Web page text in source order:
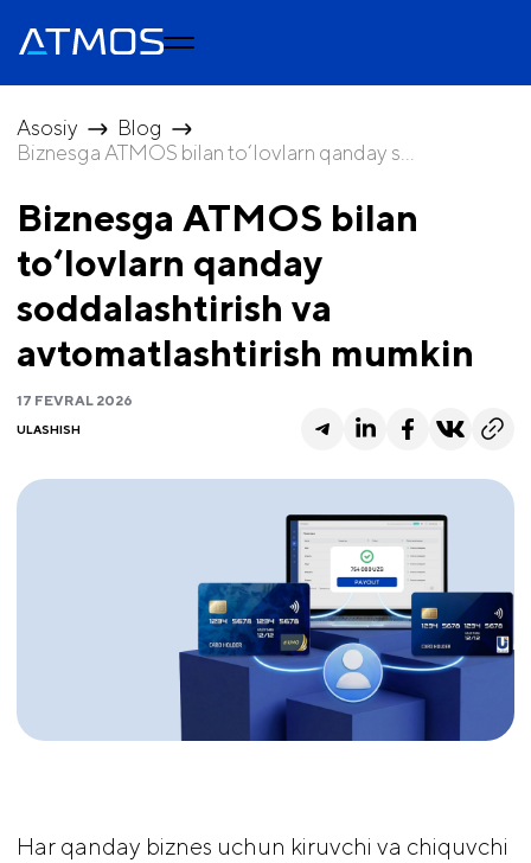
Asosiy
Blog
Biznesga ATMOS bilan to‘lovlarn qanday s...
Biznesga ATMOS bilan
to‘lovlarn qanday
soddalashtirish va
avtomatlashtirish mumkin
17 FEVRAL 2026
ULASHISH
Har qanday biznes uchun kiruvchi va chiquvchi